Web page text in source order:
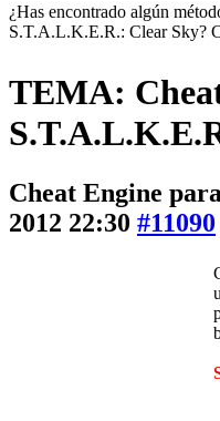
¿Has encontrado algún
S.T.A.L.K.E.R.: Clear Sky?
TEMA:
Cheat Engine
2012 22:30 #11090